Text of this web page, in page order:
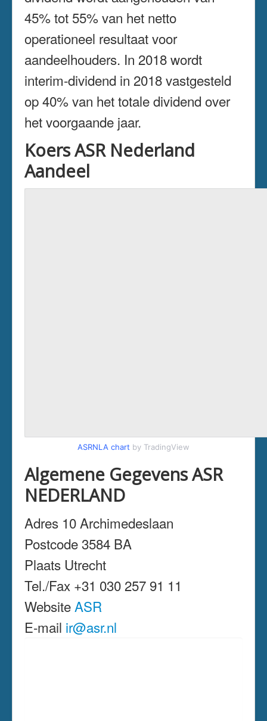
45% tot 55% van het netto
operationeel resultaat voor
aandeelhouders. In 2018 wordt
interim-dividend in 2018 vastgesteld
op 40% van het totale dividend over
het voorgaande jaar.
Koers ASR Nederland
Aandeel
ASRNLA chart by TradingView
Algemene Gegevens ASR
NEDERLAND
Adres 10 Archimedeslaan
Postcode 3584 BA
Plaats Utrecht
Tel./Fax +31 030 257 91 11
WebsiteASR
E-mail ir@asr.nl